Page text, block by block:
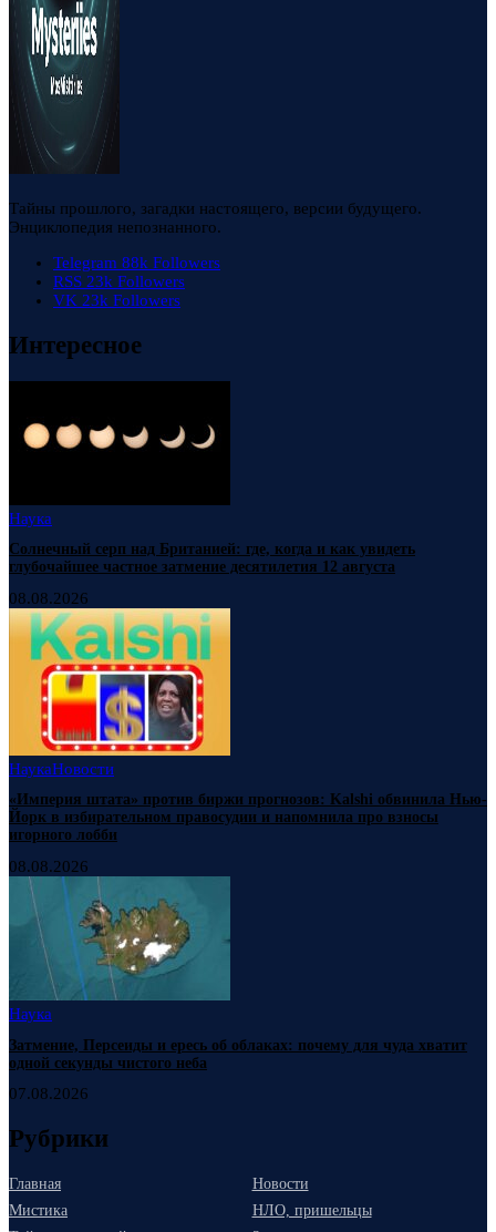
Тайны прошлого, загадки настоящего, версии будущего.
Энциклопедия непознанного.
Telegram 88k Followers
RSS 23k Followers
VK 23k Followers
Интересное
Наука
Солнечный серп над Британией: где, когда и как увидеть
глубочайшее частное затмение десятилетия 12 августа
08.08.2026
НаукаНовости
«Империя штата» против биржи прогнозов: Kalshi обвинила Нью-
Йорк в избирательном правосудии и напомнила про взносы
игорного лобби
08.08.2026
Наука
Затмение, Персеиды и ересь об облаках: почему для чуда хватит
одной секунды чистого неба
07.08.2026
Рубрики
Главная
Новости
Мистика
НЛО, пришельцы